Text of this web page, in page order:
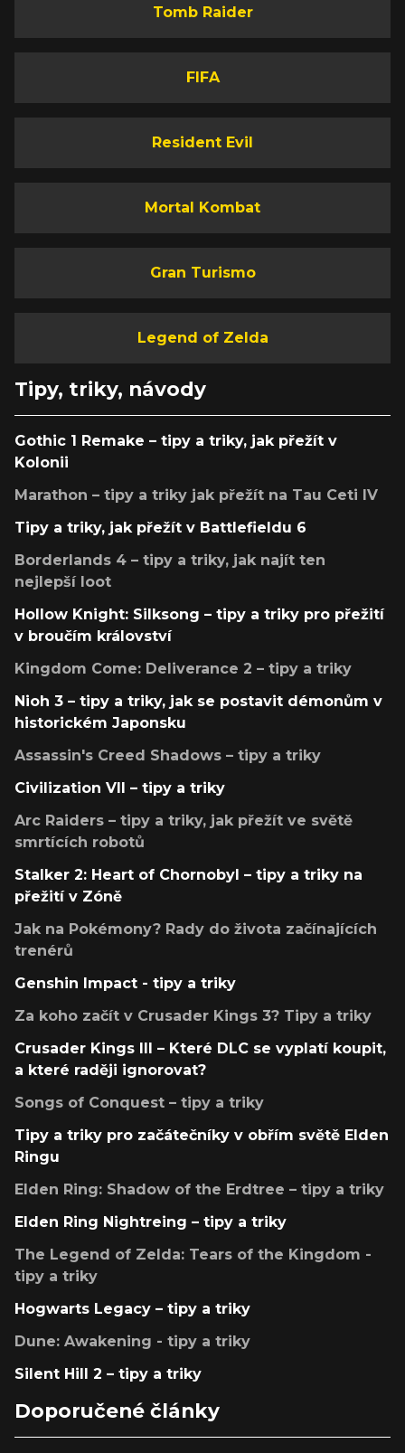
Tomb Raider
FIFA
Resident Evil
Mortal Kombat
Gran Turismo
Legend of Zelda
Tipy, triky, návody
Gothic 1 Remake – tipy a triky, jak přežít v
Kolonii
Marathon – tipy a triky jak přežít na Tau Ceti IV
Tipy a triky, jak přežít v Battlefieldu 6
Borderlands 4 – tipy a triky, jak najít ten
nejlepší loot
Hollow Knight: Silksong – tipy a triky pro přežití
v broučím království
Kingdom Come: Deliverance 2 – tipy a triky
Nioh 3 – tipy a triky, jak se postavit démonům v
historickém Japonsku
Assassin's Creed Shadows – tipy a triky
Civilization VII – tipy a triky
Arc Raiders – tipy a triky, jak přežít ve světě
smrtících robotů
Stalker 2: Heart of Chornobyl – tipy a triky na
přežití v Zóně
Jak na Pokémony? Rady do života začínajících
trenérů
Genshin Impact - tipy a triky
Za koho začít v Crusader Kings 3? Tipy a triky
Crusader Kings III – Které DLC se vyplatí koupit,
a které raději ignorovat?
Songs of Conquest – tipy a triky
Tipy a triky pro začátečníky v obřím světě Elden
Ringu
Elden Ring: Shadow of the Erdtree – tipy a triky
Elden Ring Nightreing – tipy a triky
The Legend of Zelda: Tears of the Kingdom -
tipy a triky
Hogwarts Legacy – tipy a triky
Dune: Awakening - tipy a triky
Silent Hill 2 – tipy a triky
Doporučené články